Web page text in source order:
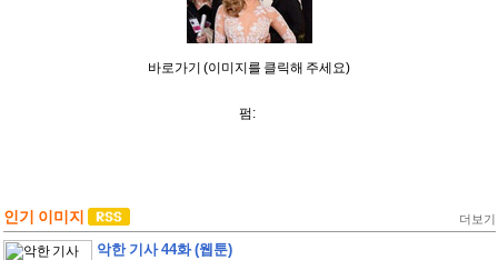
바로가기 (이미지를 클릭해 주세요)
펌:
인기 이미지 더보기
악한 기사 44화 (웹툰)